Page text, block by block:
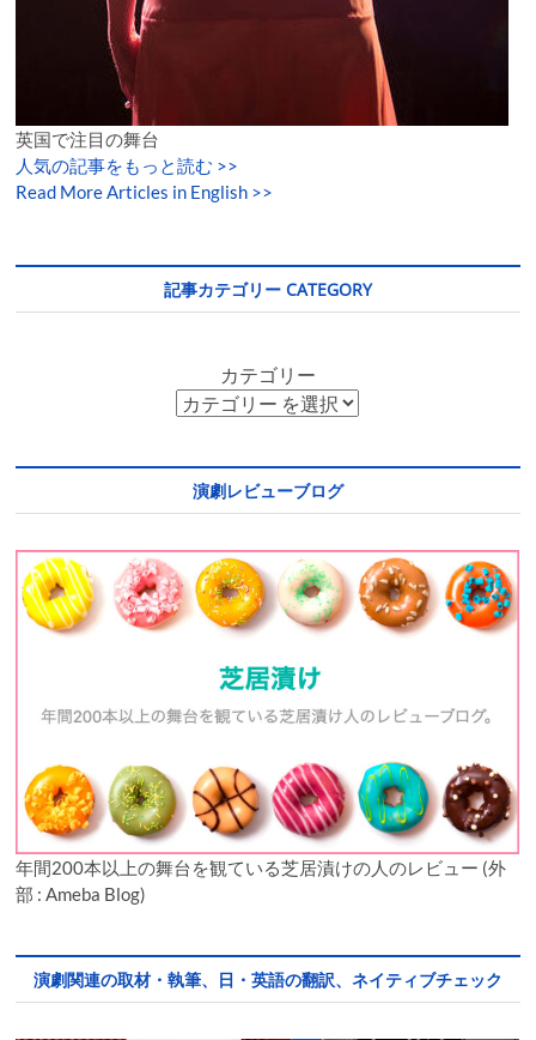
英国で注目の舞台
人気の記事をもっと読む >>
Read More Articles in English >>
記事カテゴリー CATEGORY
カテゴリー
演劇レビューブログ
年間200本以上の舞台を観ている芝居漬けの人のレビュー (外
部 : Ameba Blog)
演劇関連の取材・執筆、日・英語の翻訳、ネイティブチェック